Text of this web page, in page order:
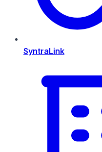
SyntraLink